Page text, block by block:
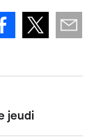
jeudi